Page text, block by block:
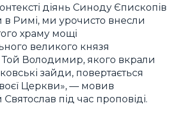
діянь Синоду Єпископів
в Римі, ми урочисто внесли
храму мощі
великого князя
Володимир, якого вкрали
зайди, повертається
Церкви», — мовив
під час проповіді.